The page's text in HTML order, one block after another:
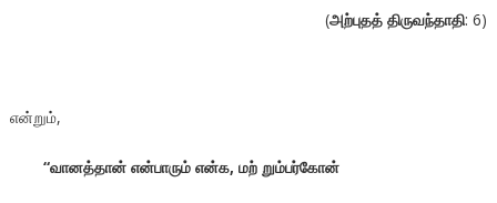
(அற்புதத் திருவந்தாதி: 6)
என்றும்,
“வானத்தான் என்பாரும் என்க, மற் றும்பர்கோன்